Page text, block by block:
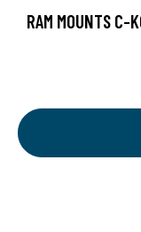
RAM MOUNTS C-